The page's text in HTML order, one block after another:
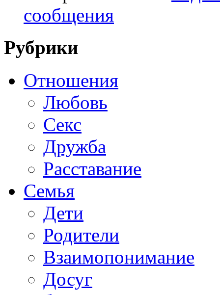
сообщения
Рубрики
Отношения
Любовь
Секс
Дружба
Расставание
Семья
Дети
Родители
Взаимопонимание
Досуг